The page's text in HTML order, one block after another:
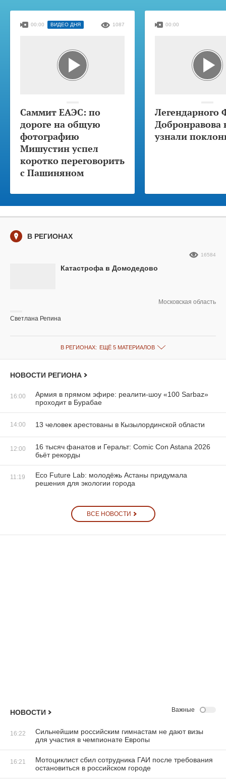
Саммит ЕАЭС: по
дороге на общую
фотографию
Мишустин успел
коротко переговорить
с Пашиняном
00:00 ВИДЕО ДНЯ 1087
Легендарного
Добронравова
узнали
00:00
В РЕГИОНАХ
Катастрофа в Домодедово
16584
Московская область
Светлана Репина
В РЕГИОНАХ: ЕЩЁ 5 МАТЕРИАЛОВ
НОВОСТИ РЕГИОНА
16:00
Армия в прямом эфире: реалити-шоу «100 Sarbaz»
проходит в Бурабае
14:00 13 человек арестованы в Кызылординской области
12:00
16 тысяч фанатов и Геральт: Comic Con Astana 2026
бьёт рекорды
11:19
Eco Future Lab: молодёжь Астаны придумала
решения для экологии города
ВСЕ НОВОСТИ
НОВОСТИ Важные
16:22
Сильнейшим российским гимнастам не дают визы
для участия в чемпионате Европы
16:21
Мотоциклист сбил сотрудника ГАИ после требования
остановиться в российском городе